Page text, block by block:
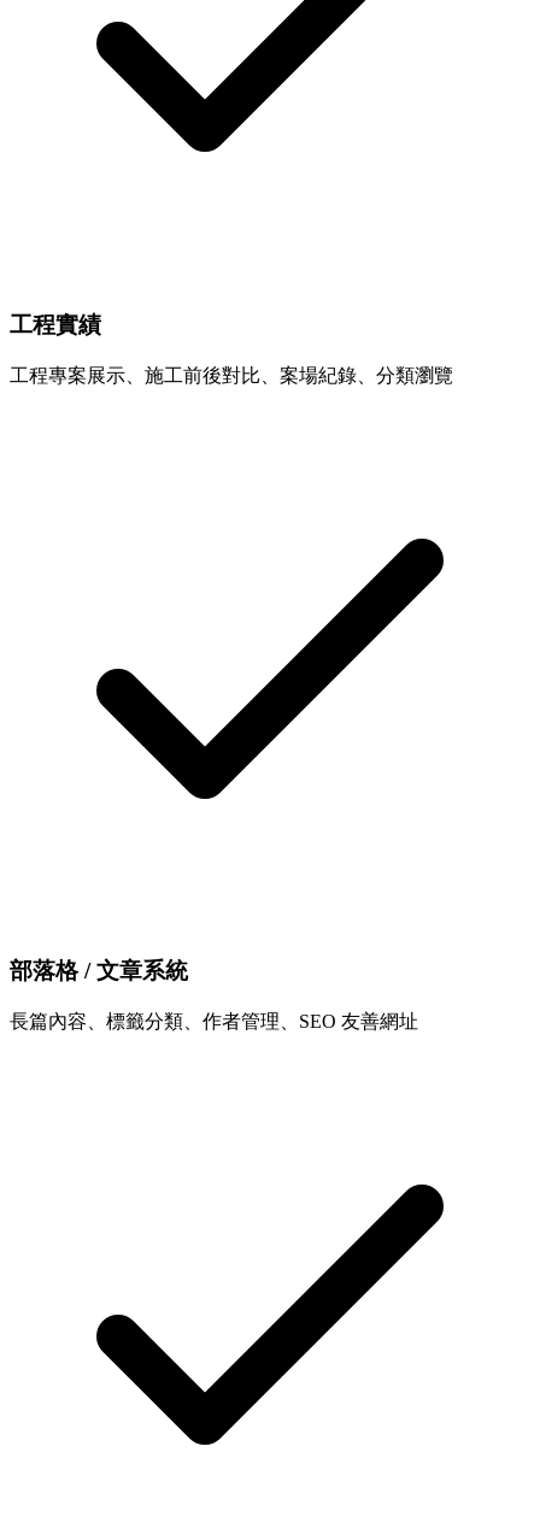
工程實績
工程專案展示、施工前後對比、案場紀錄、分類瀏覽
部落格 / 文章系統
長篇內容、標籤分類、作者管理、SEO 友善網址